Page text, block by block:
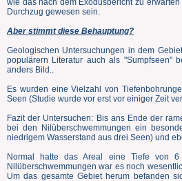
wie das nach dem Exodusbericht zu
Durchzug gewesen sein.
Aber stimmt diese Behauptung?
Geologischen Untersuchungen in dem
populärern Literatur auch als "Sumpfseen"
anders Bild..
Es wurden eine Vielzahl von
Seen (Studie wurde vor erst vor einiger Zeit
Fazit der Untersuchen: Bis ans Ende der
bei den Nilüberschwemmungen ein
niedrigem Wasserstand aus drei Seen) und
Normal hatte das Areal eine Tiefe von
Nilüberschwemmungen war es noch
Um das gesamte Gebiet herum befanden